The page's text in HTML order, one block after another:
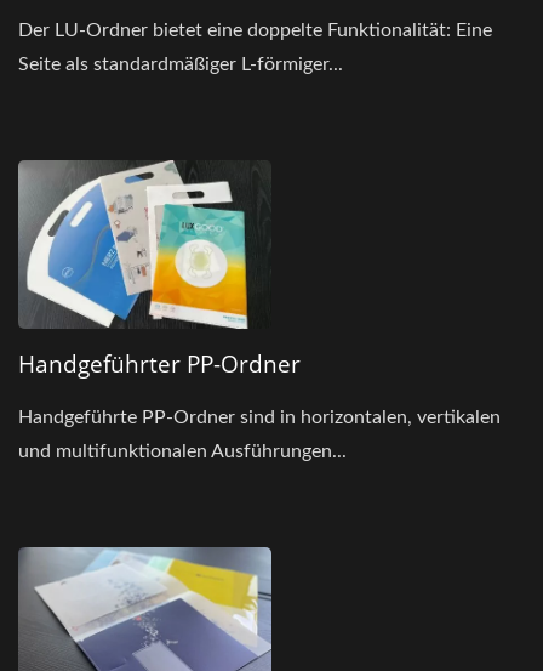
Der LU-Ordner bietet eine doppelte Funktionalität: Eine
Seite als standardmäßiger L-förmiger...
Handgeführter PP-Ordner
Handgeführte PP-Ordner sind in horizontalen, vertikalen
und multifunktionalen Ausführungen...